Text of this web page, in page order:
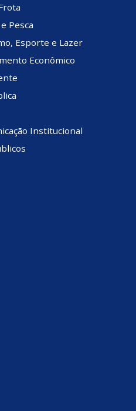
Pesca
Esporte e Lazer
Econômico
Institucional